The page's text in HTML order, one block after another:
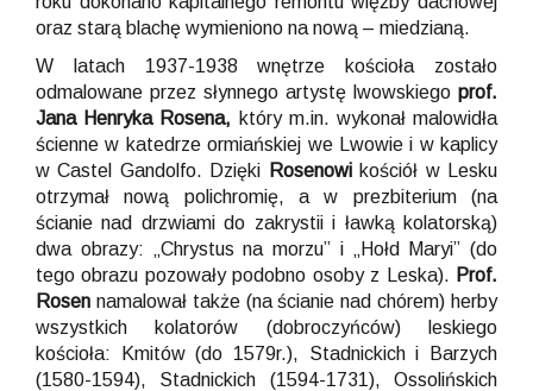
oraz starą blachę wymieniono na nową – miedzianą.
W latach 1937-1938 wnętrze kościoła zostało
odmalowane przez słynnego artystę lwowskiego prof.
Jana Henryka Rosena, który m.in. wykonał malowidła
ścienne w katedrze ormiańskiej we Lwowie i w kaplicy
w Castel Gandolfo. Dzięki Rosenowikościół w Lesku
otrzymał nową polichromię, a w prezbiterium (na
ścianie nad drzwiami do zakrystii i ławką kolatorską)
dwa obrazy: „Chrystus na morzu” i „Hołd Maryi” (do
tego obrazu pozowały podobno osoby z Leska). Prof.
Rosen namalował także (na ścianie nad chórem) herby
wszystkich kolatorów (dobroczyńców) leskiego
kościoła: Kmitów (do 1579r.), Stadnickich i Barzych
(1580-1594), Stadnickich (1594-1731), Ossolińskich